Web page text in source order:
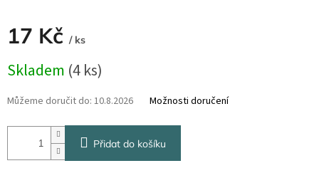
17 Kč / ks
cena:
Skladem (4 ks)
Můžeme doručit do: 10.8.2026 Možnosti doručení
Přidat do košíku